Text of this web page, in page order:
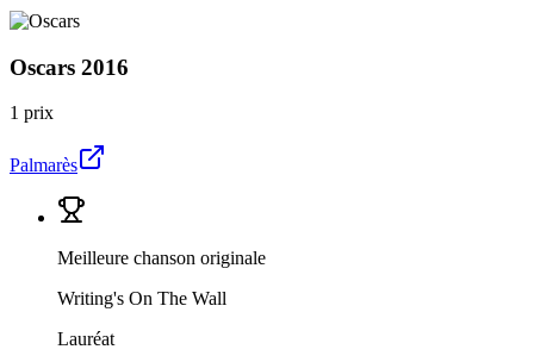
Oscars 2016
1 prix
Palmarès
Meilleure chanson originale
Writing's On The Wall
Lauréat